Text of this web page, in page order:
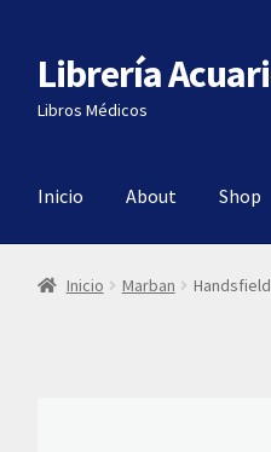
Ir
a
la
Ir
al
contenido
Librería
Libros Médicos
Inicio About Shop
Inicio Marban